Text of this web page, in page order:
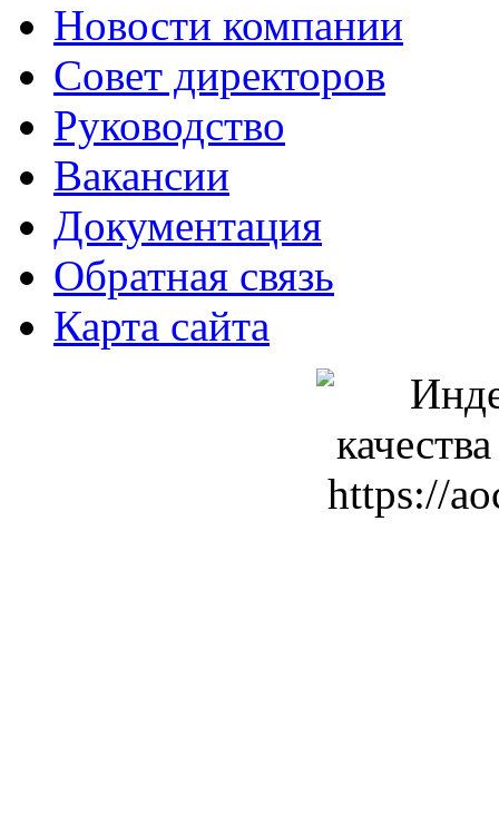
Новости компании
Совет директоров
Руководство
Вакансии
Документация
Обратная связь
Карта сайта